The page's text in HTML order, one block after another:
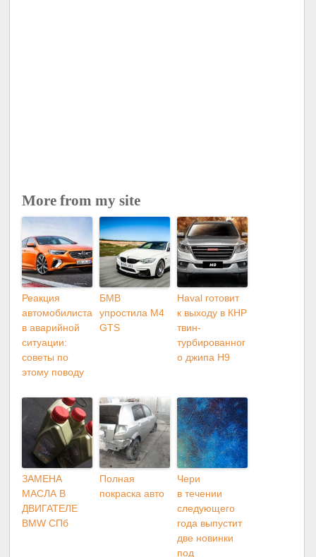
More from my site
Реакция
автомобилиста
в аварийной
ситуации:
советы по
этому поводу
БМВ
упростила M4
GTS
Haval готовит
к выходу в КНР
твин-
турбированног
о джипа H9
ЗАМЕНА
МАСЛА В
ДВИГАТЕЛЕ
BMW СПб
Полная
покраска авто
Чери
в течении
следующего
года выпустит
две новинки
под